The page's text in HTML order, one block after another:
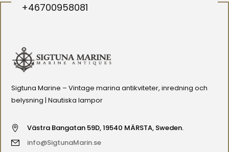
+46700958081
Sigtuna Marine – Vintage marina antikviteter, inredning och
belysning | Nautiska lampor
Västra Bangatan 59D, 19540 MÄRSTA, Sweden.
info@SigtunaMarin.se